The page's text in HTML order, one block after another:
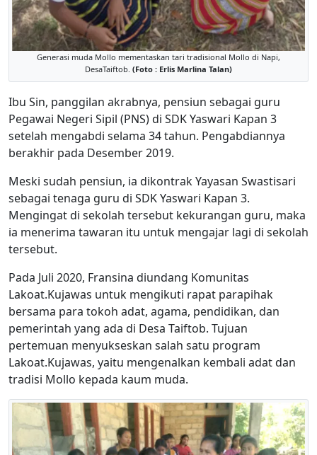
Generasi muda Mollo mementaskan tari tradisional Mollo di Napi,
DesaTaiftob. (Foto : Erlis Marlina Talan)
Ibu Sin, panggilan akrabnya, pensiun sebagai guru
Pegawai Negeri Sipil (PNS) di SDK Yaswari Kapan 3
setelah mengabdi selama 34 tahun. Pengabdiannya
berakhir pada Desember 2019.
Meski sudah pensiun, ia dikontrak Yayasan Swastisari
sebagai tenaga guru di SDK Yaswari Kapan 3.
Mengingat di sekolah tersebut kekurangan guru, maka
ia menerima tawaran itu untuk mengajar lagi di sekolah
tersebut.
Pada Juli 2020, Fransina diundang Komunitas
Lakoat.Kujawas untuk mengikuti rapat parapihak
bersama para tokoh adat, agama, pendidikan, dan
pemerintah yang ada di Desa Taiftob. Tujuan
pertemuan menyukseskan salah satu program
Lakoat.Kujawas, yaitu mengenalkan kembali adat dan
tradisi Mollo kepada kaum muda.